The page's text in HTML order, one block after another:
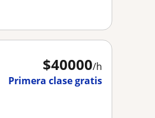
$40000/h
Primera clase gratis